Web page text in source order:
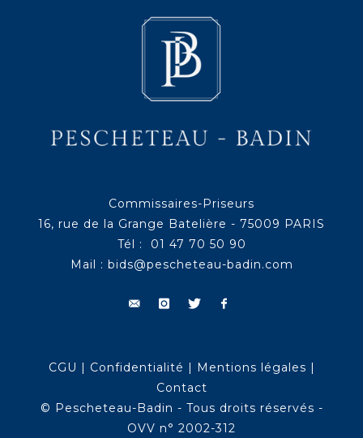
Commissaires-Priseurs
16, rue de la Grange Batelière - 75009 PARIS
Tél : 01 47 70 50 90
Mail : bids@pescheteau-badin.com
CGU | Confidentialité | Mentions légales |
Contact
© Pescheteau-Badin - Tous droits réservés -
OVV n° 2002-312